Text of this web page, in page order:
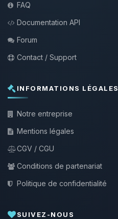
FAQ
Documentation API
Forum
Contact / Support
INFORMATIONS LÉGALES
Notre entreprise
Mentions légales
CGV / CGU
Conditions de partenariat
Politique de confidentialité
SUIVEZ-NOUS